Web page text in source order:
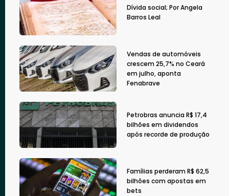
Dívida social; Por Angela
Barros Leal
Vendas de automóveis
crescem 25,7% no Ceará
em julho, aponta
Fenabrave
Petrobras anuncia R$ 17,4
bilhões em dividendos
após recorde de produção
Famílias perderam R$ 62,5
bilhões com apostas em
bets